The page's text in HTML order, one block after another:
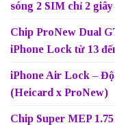
sóng 2 SIM chỉ 2 giây
Chip ProNew Dual
iPhone Lock từ 13
iPhone Air Lock –
(Heicard x ProNew)
Chip Super MEP